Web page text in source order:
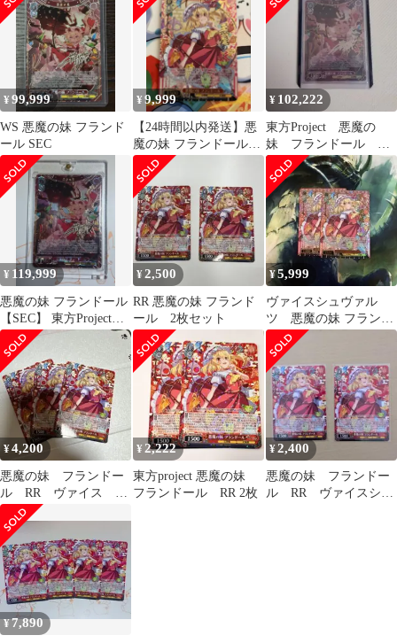
¥99,999
WS 悪魔の妹 フランド
ール SEC
¥9,999
【24時間以内発送】悪
魔の妹 フランドール
SR
¥ 102,222
東方Project 悪魔の
妹 フランドール
SEC サイン
¥ 119,999
悪魔の妹 フランドール
【SEC】 東方Project
ヴァイス
¥2,500
RR 悪魔の妹 フランド
ール 2枚セット
¥5,999
ヴァイスシュヴァル
ツ 悪魔の妹 フランド
ール SR☆☆☆ 2枚
¥4,200
悪魔の妹 フランドー
ル RR ヴァイス 東
方 三枚
¥2,222
東方project 悪魔の妹
フランドール RR 2枚
¥2,400
悪魔の妹 フランドー
ル RR ヴァイスシュ
¥7,890